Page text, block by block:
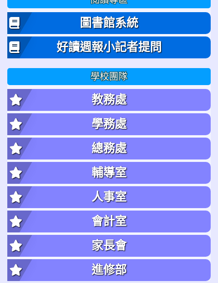
圖書館系統
好讀週報小記者提問
學校團隊
教務處
學務處
總務處
輔導室
人事室
會計室
家長會
進修部